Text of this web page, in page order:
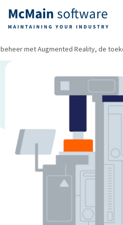
met Augmented Reality, de